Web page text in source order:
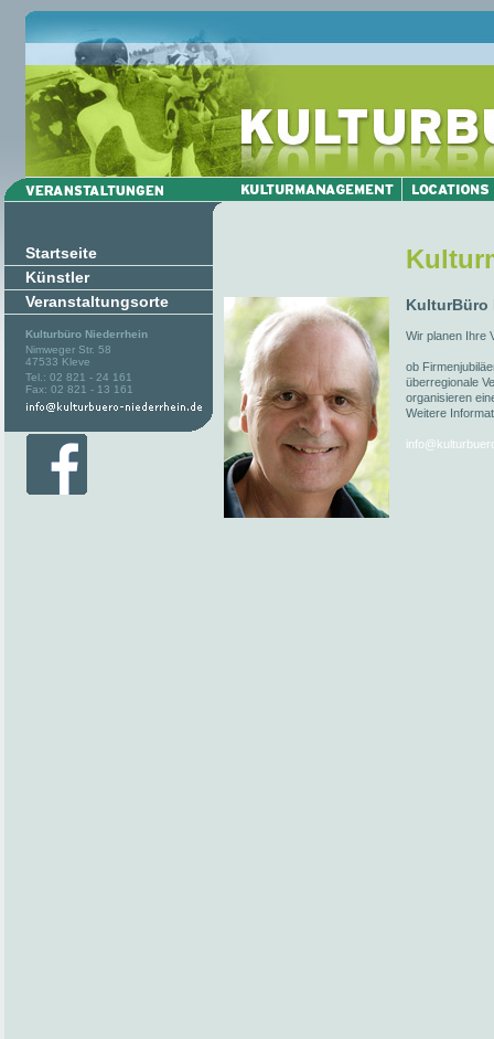
Startseite
Künstler
Veranstaltungsorte
Kulturbüro Niederrhein
Nimweger Str. 58
47533 Kleve
Tel.: 02 821 - 24 161
Fax: 02 821 - 13 161
KulturBüro
Wir planen Ihre
ob
überregionale
organisieren
Weitere